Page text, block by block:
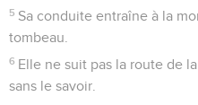
5 Sa conduite entraîne à la
tombeau.
6 Elle ne suit pas la route de
sans le savoir.